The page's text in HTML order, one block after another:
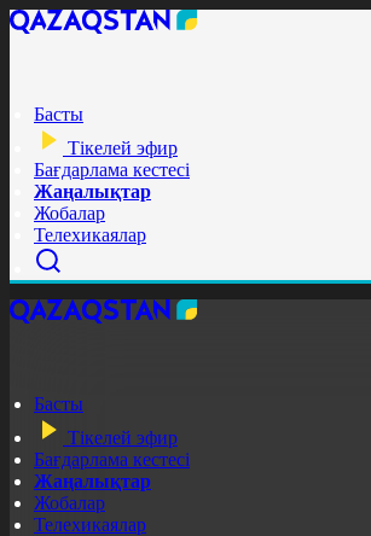
Басты
Тікелей эфир
Бағдарлама кестесі
Жаңалықтар
Жобалар
Телехикаялар
Басты
Тікелей эфир
Бағдарлама кестесі
Жаңалықтар
Жобалар
Телехикаялар